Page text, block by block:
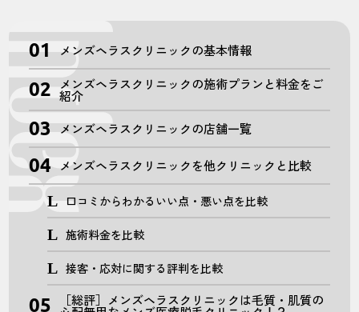
メンズヘラスクリニックの基本情報
メンズヘラスクリニックの施術プランと料金をご
紹介
メンズヘラスクリニックの店舗一覧
メンズヘラスクリニックを他クリニックと比較
口コミからわかるいい点・悪い点を比較
施術料金を比較
接客・応対に関する評判を比較
［総評］メンズヘラスクリニックは毛質・肌質の